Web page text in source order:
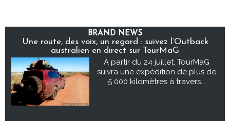
BRAND NEWS
Une route, des voix, un regard : suivez l’Outback
australien en direct sur TourMaG
À partir du 24 juillet, TourMaG
suivra une expédition de plus de
5 000 kilomètres à travers...